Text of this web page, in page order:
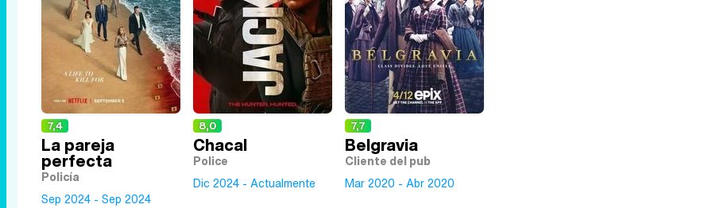
7,4
La pareja
perfecta
Policía
Sep 2024 - Sep 2024
8,0
Chacal
Police
Dic 2024 - Actualmente
7,7
Belgravia
Cliente del pub
Mar 2020 - Abr 2020